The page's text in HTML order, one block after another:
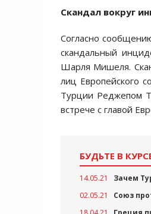
Скандал вокруг
Согласно
скандальный
Шарля Мишеля.
лиц Европейского
Турции Реджепом
встрече с главой
БУДЬТЕ В
14.05.21
Зачем
02.05.21
Союз